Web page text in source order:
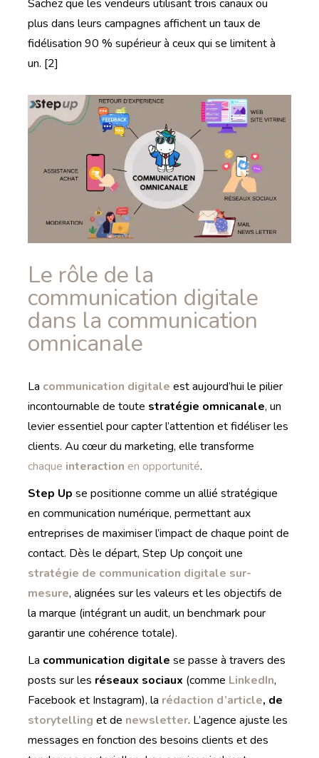
Sachez que les vendeurs utilisant trois canaux ou
plus dans leurs campagnes affichent un taux de
fidélisation 90 % supérieur à ceux qui se limitent à
un. [2]
Le rôle de la
communication digitale
dans la communication
omnicanale
La communication digitale est aujourd’hui le pilier
incontournable de toute stratégie omnicanale, un
levier essentiel pour capter l’attention et fidéliser les
clients. Au cœur du marketing, elle transforme
chaque interaction en opportunité.
Step Up se positionne comme un allié stratégique
en communication numérique, permettant aux
entreprises de maximiser l’impact de chaque point de
contact. Dès le départ, Step Up conçoit une
stratégie de communication digitale sur-
mesure, alignées sur les valeurs et les objectifs de
la marque (intégrant un audit, un benchmark pour
garantir une cohérence totale).
La communication digitale se passe à travers des
posts sur les réseaux sociaux (comme LinkedIn,
Facebook et Instagram), la rédaction d’article, de
storytelling et de newsletter. L’agence ajuste les
messages en fonction des besoins clients et des